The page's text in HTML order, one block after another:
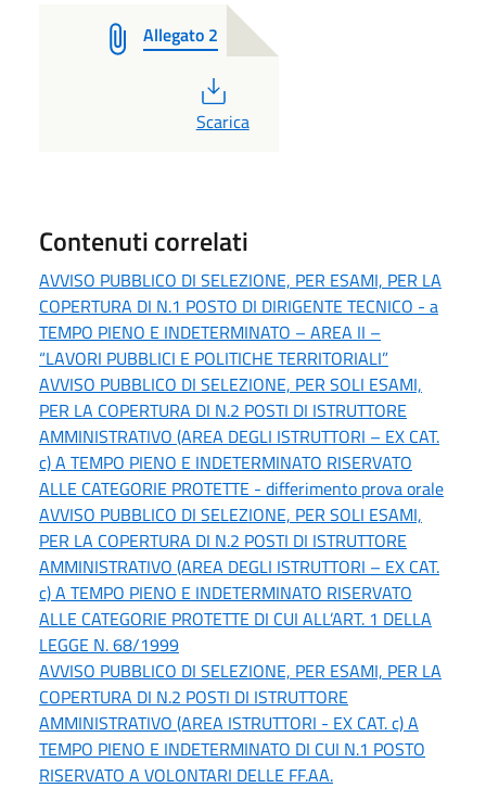
Allegato 2
PDF
Scarica
Contenuti correlati
AVVISO PUBBLICO DI SELEZIONE, PER ESAMI, PER LA
COPERTURA DI N.1 POSTO DI DIRIGENTE TECNICO - a
TEMPO PIENO E INDETERMINATO – AREA II –
“LAVORI PUBBLICI E POLITICHE TERRITORIALI”
AVVISO PUBBLICO DI SELEZIONE, PER SOLI ESAMI,
PER LA COPERTURA DI N.2 POSTI DI ISTRUTTORE
AMMINISTRATIVO (AREA DEGLI ISTRUTTORI – EX CAT.
c) A TEMPO PIENO E INDETERMINATO RISERVATO
ALLE CATEGORIE PROTETTE - differimento prova orale
AVVISO PUBBLICO DI SELEZIONE, PER SOLI ESAMI,
PER LA COPERTURA DI N.2 POSTI DI ISTRUTTORE
AMMINISTRATIVO (AREA DEGLI ISTRUTTORI – EX CAT.
c) A TEMPO PIENO E INDETERMINATO RISERVATO
ALLE CATEGORIE PROTETTE DI CUI ALL’ART. 1 DELLA
LEGGE N. 68/1999
AVVISO PUBBLICO DI SELEZIONE, PER ESAMI, PER LA
COPERTURA DI N.2 POSTI DI ISTRUTTORE
AMMINISTRATIVO (AREA ISTRUTTORI - EX CAT. c) A
TEMPO PIENO E INDETERMINATO DI CUI N.1 POSTO
RISERVATO A VOLONTARI DELLE FF.AA.